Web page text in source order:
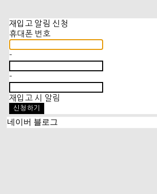
재입고 알림 신청
휴대폰 번호
-
-
재입고 시 알림
신청하기
네이버 블로그